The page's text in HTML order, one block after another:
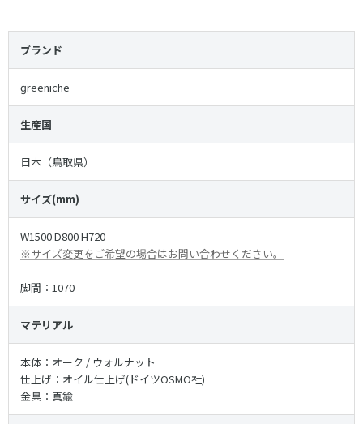
ブランド
reeniche
生産国
日本（鳥取県）
サイズ(mm)
W1500 D800 H720
※サイズ変更をご希望の場合はお問い合わせください。
脚間：1070
マテリアル
本体：オーク / ウォルナット
仕上げ：オイル仕上げ(ドイツOSMO社)
金具：真鍮